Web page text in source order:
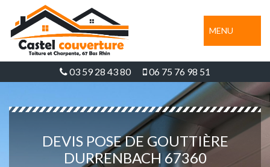
MENU
03 59 28 43 80 06 75 76 98 51
DEVIS POSE DE GOUTTIÈRE
DURRENBACH 67360